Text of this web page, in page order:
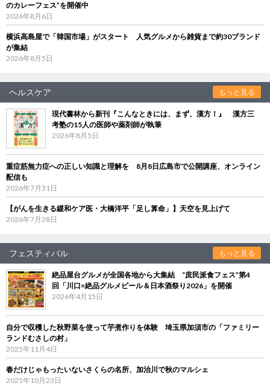
のカレーフェス”を開催中
2026年8月6日
横浜高島屋で「韓国市場」がスタート 人気グルメから雑貨まで約30ブランド
が集結
2026年8月5日
ヘルスケア もっと見る
現代書林から新刊『こんなときには、まず、漢方！』 漢方三
考塾の15人の医師や薬剤師が執筆
2026年8月5日
重症筋無力症への正しい知識と理解を 8月8日広島市で公開講座、オンライン
配信も
2026年7月31日
【がんを生きる緩和ケア医・大橋洋平「足し算命」】天空を見上げて
2026年7月28日
フェスティバル もっと見る
絶品屋台グルメが全国各地から大集結 “庶民派食フェス”第4
回「川口×絶品グルメビール＆日本酒祭り2026」を開催
2026年4月15日
自分で収穫した秋野菜を使って芋煮作りを体験 埼玉県加須市の「ファミリー
ランドむさしの村」
2025年11月4日
春だけじゃもったいないさくらの名所、加治川で秋のマルシェ
2025年10月23日